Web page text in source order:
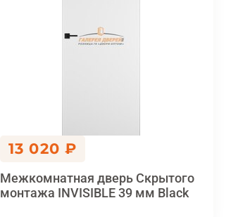
13 020 ₽
Межкомнатная дверь Скрытого
монтажа INVISIBLE 39 мм Black